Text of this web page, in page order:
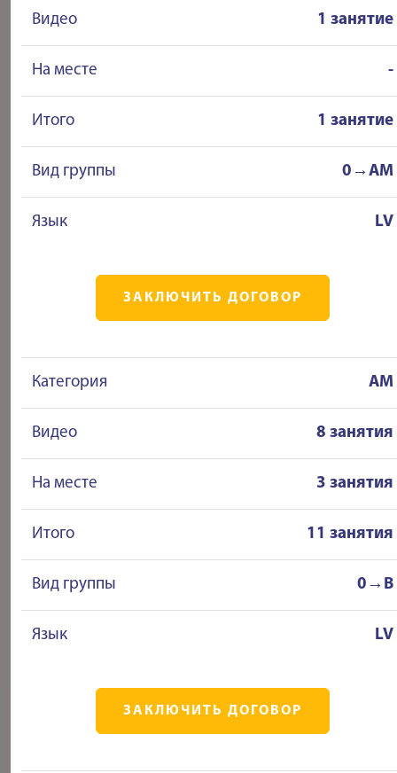
Видео 1 занятие
На месте -
Итого 1 занятие
Вид группы 0→AM
Язык LV
ЗАКЛЮЧИТЬ ДОГОВОР
Категория AM
Видео 8 занятия
На месте 3 занятия
Итого 11 занятия
Вид группы 0→B
Язык LV
ЗАКЛЮЧИТЬ ДОГОВОР